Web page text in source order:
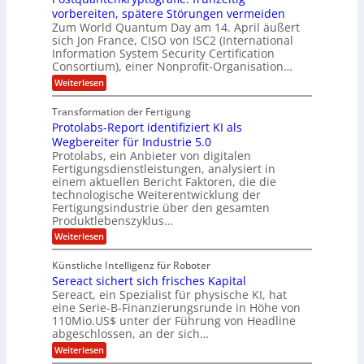
U
S
-
D
o
l
l
a
r
M
E
A
u
n
d
L
a
t
e
i
n
a
m
e
r
i
k
a
C
u
s
t
o
m
e
r
O
ff
c
e
t
K
o
m
p
e
t
e
n
z
n
t
r
u
m
f
ü
r
3
D
-
D
r
u
c
k
r
a
g
s
d
ä
m
p
e
f
ü
r
d
e
n
M
a
s
c
h
n
e
n
-
u
n
d
A
vorbereiten, spätere Störungen vermeiden
Zum World Quantum Day am 14. April äußert
sich Jon France, CISO von ISC2 (International
Information System Security Certification
Consortium), einer Nonprofit-Organisation…
Weiterlesen:
P
s
t
q
u
a
n
t
e
n
k
r
y
p
t
o
g
r
a
f
i
e
:
Transformation der Fertigung
Protolabs-Report identifiziert KI als
Wegbereiter für Industrie 5.0
Protolabs, ein Anbieter von digitalen
Fertigungsdienstleistungen, analysiert in
einem aktuellen Bericht Faktoren, die die
technologische Weiterentwicklung der
Fertigungsindustrie über den gesamten
Produktlebenszyklus…
Weiterlesen:
P
o
t
o
l
a
b
s
-
R
Künstliche Intelligenz für Roboter
Sereact sichert sich frisches Kapital
Sereact, ein Spezialist für physische KI, hat
eine Serie-B-Finanzierungsrunde in Höhe von
110Mio.US$ unter der Führung von Headline
abgeschlossen, an der sich…
Weiterlesen:
S